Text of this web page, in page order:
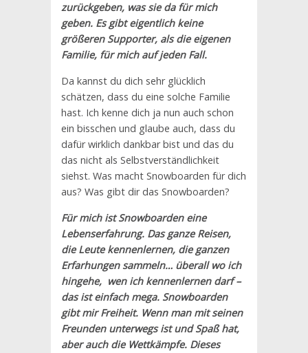
zurückgeben, was sie da für mich
geben. Es gibt eigentlich keine
größeren Supporter, als die eigenen
Familie, für mich auf jeden Fall.
Da kannst du dich sehr glücklich
schätzen, dass du eine solche Familie
hast. Ich kenne dich ja nun auch schon
ein bisschen und glaube auch, dass du
dafür wirklich dankbar bist und das du
das nicht als Selbstverständlichkeit
siehst. Was macht Snowboarden für dich
aus? Was gibt dir das Snowboarden?
Für mich ist Snowboarden eine
Lebenserfahrung. Das ganze Reisen,
die Leute kennenlernen, die ganzen
Erfarhungen sammeln… überall wo ich
hingehe, wen ich kennenlernen darf –
das ist einfach mega. Snowboarden
gibt mir Freiheit. Wenn man mit seinen
Freunden unterwegs ist und Spaß hat,
aber auch die Wettkämpfe. Dieses